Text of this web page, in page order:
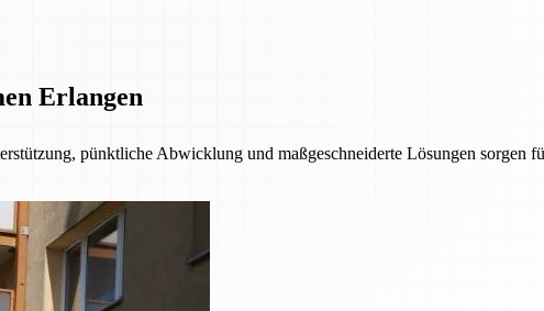
Erlangen
pünktliche Abwicklung und maßgeschneiderte Lösungen sorgen